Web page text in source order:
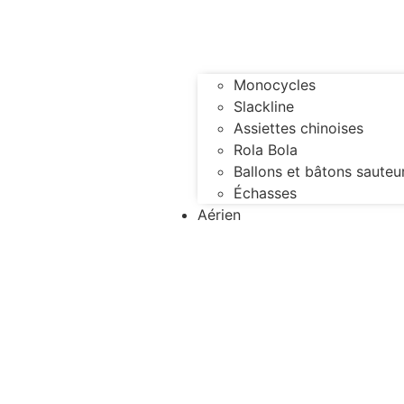
Monocycles
Slackline
Assiettes chinoises
Rola Bola
Ballons et bâtons
Échasses
Aérien